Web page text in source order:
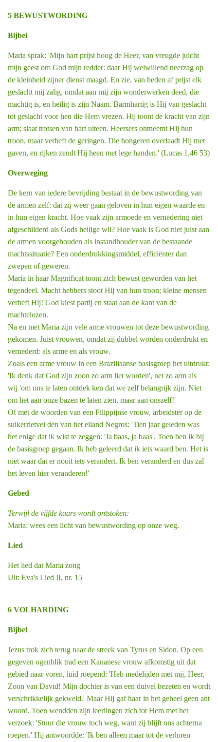
5 BEWUSTWORDING
Bijbel
Maria sprak: 'Mijn hart prijst hoog de Heer, van vreugde juicht
mijn geest om God mijn redder: daar Hij welwillend neerzag op
de kleinheid zijner dienst ­maagd. En zie, van heden af prijst elk
geslacht mij zalig, omdat aan mij zijn wonderwerken deed, die
machtig is, en heilig is zijn Naam. Barmhartig is Hij van geslacht
tot geslacht voor hen die Hem vrezen. Hij toont de kracht van zijn
arm; slaat trotsen van hart uiteen. Heersers ontneemt Hij hun
troon, maar verheft de geringen. Die hongeren overlaadt Hij met
gaven, en rijken zendt Hij heen met lege handen.' (Lucas 1,46 53)
Overweging
De kern van iedere bevrijding bestaat in de bewustwording van
de armen zelf: dat zij weer gaan geloven in hun eigen waarde en
in hun eigen kracht. Hoe vaak zijn armoede en vernedering niet
afgeschilderd als Gods heilige wil? Hoe vaak is God niet juist aan
de armen voorgehouden als instandhouder van de bestaande
machtssituatie? Een onderdrukkingsmiddel, efficiënter dan
zwepen of geweren.
Maria in haar Magnificat toont zich bewust geworden van het
tegendeel. Macht ­hebbers stoot Hij van hun troon; kleine mensen
verheft Hij! God kiest partij en staat aan de kant van de
machtelozen.
Na en met Maria zijn vele arme vrouwen tot deze bewustwording
gekomen. Juist vrouwen, omdat zij dubbel worden onderdrukt en
vernederd: als arme en als vrouw.
Zoals een arme vrouw in een Braziliaanse basisgroep het uitdrukt:
'Ik denk dat God zijn zoon zo arm liet worden', net zo arm als
wij 'om ons te laten ontdek ­ken dat we zelf belangrijk zijn. Niet
om het aan onze bazen te laten zien, maar aan onszelf!'
Of met de woorden van een Filippijnse vrouw, arbeidster op de
suikerrietvel ­den van het eiland Negros: 'Tien jaar geleden was
het enige dat ik wist te zeggen: 'Ja baas, ja baas'. Toen ben ik bij
de basisgroep gegaan. Ik heb geleerd dat ik iets waard ben. Het is
niet waar dat er nooit iets verandert. Ik ben veranderd en dus zal
het leven hier veranderen!'
Gebed
Terwijl de vijfde kaars wordt ontstoken:
Maria: wees een licht van bewustwording op onze weg.
Lied
Het lied dat Maria zong
Uit: Eva's Lied II, nr. 15
6 VOLHARDING
Bijbel
Jezus trok zich terug naar de streek van Tyrus en Sidon. Op een
gegeven ogenblik trad een Kananese vrouw afkomstig uit dat
gebied naar voren, luid roepend: 'Heb medelijden met mij, Heer,
Zoon van David! Mijn dochter is van een duivel bezeten en wordt
verschrikkelijk gekweld.' Maar Hij gaf haar in het geheel geen ant
­woord. Toen wendden zijn leerlingen zich tot Hem met het
verzoek: 'Stuur die vrouw toch weg, want zij blijft ons achterna
roepen.' Hij antwoordde: 'Ik ben alleen maar tot de verloren